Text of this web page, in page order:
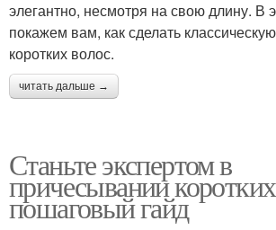
элегантно, несмотря на свою длину. В
покажем вам, как сделать
коротких волос.
читать дальше →
Станьте экспертом в
причесывании
пошаговый гайд